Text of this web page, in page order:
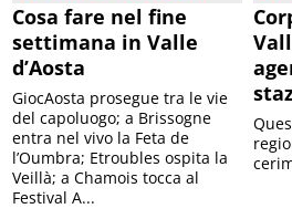
Cosa fare nel fine
settimana in Valle
d’Aosta
GiocAosta prosegue tra le vie
del capoluogo; a Brissogne
entra nel vivo la Feta de
l’Oumbra; Etroubles ospita la
Veillà; a Chamois tocca al
Festival A...